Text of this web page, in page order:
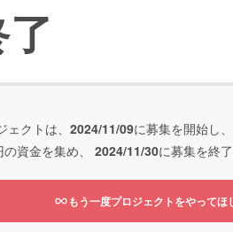
クトは、 2024/11/09に募集を開始し、
の資金を集め、 2024/11/30に募集を終
もう一度プロジェクトをやってほ